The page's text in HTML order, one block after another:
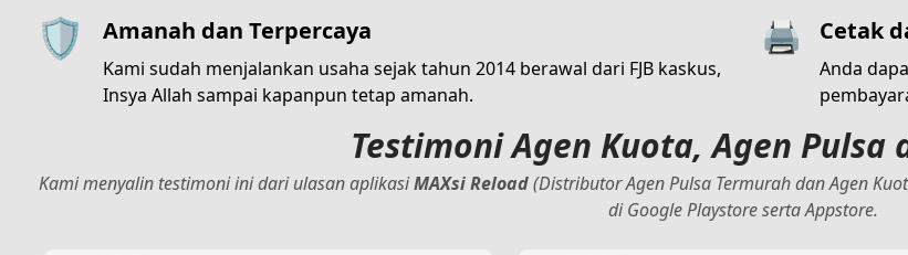
🛡️ Amanah dan Terpercaya
Kami sudah menjalankan usaha sejak tahun 2014 berawal dari FJB kaskus,
Insya Allah sampai kapanpun tetap amanah.
🖨️ Cetak
Anda
Testimoni Agen Kuota, Agen Pulsa
Kami menyalin testimoni ini dari ulasan aplikasiMAXsi Reload(Distributor Agen Pulsa Termurah dan Agen
di Google Playstore serta Appstore.